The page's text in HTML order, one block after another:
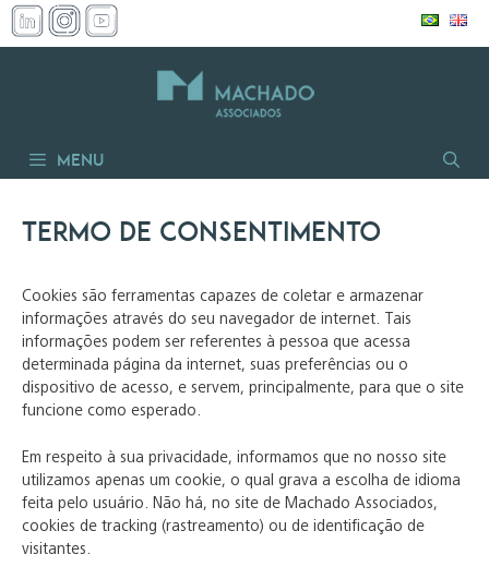
Pular
para
Menu
Termo de Consentimento
Cookies são ferramentas capazes de coletar e armazenar
informações através do seu navegador de internet. Tais
informações podem ser referentes à pessoa que acessa
determinada página da internet, suas preferências ou o
dispositivo de acesso, e servem, principalmente, para que o site
funcione como esperado.
Em respeito à sua privacidade, informamos que no nosso site
utilizamos apenas um cookie, o qual grava a escolha de idioma
feita pelo usuário. Não há, no site de Machado Associados,
cookies de tracking (rastreamento) ou de identificação de
visitantes.